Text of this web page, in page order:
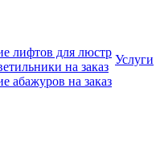
лифтов для люстр
на заказ
абажуров на заказ
Услуги